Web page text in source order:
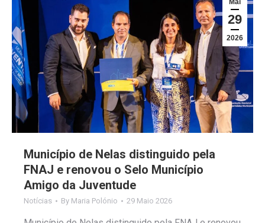
Mai
29
2026
Município de Nelas distinguido pela
FNAJ e renovou o Selo Município
Amigo da Juventude
Notícias By Maria Polónio 29 Maio 2026